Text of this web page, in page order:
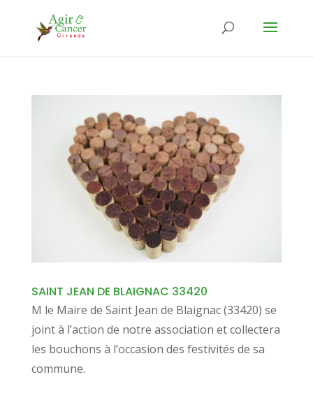
SAINT JEAN DE BLAIGNAC 33420
M le Maire de Saint Jean de Blaignac (33420) se
joint à l’action de notre association et collectera
les bouchons à l’occasion des festivités de sa
commune.